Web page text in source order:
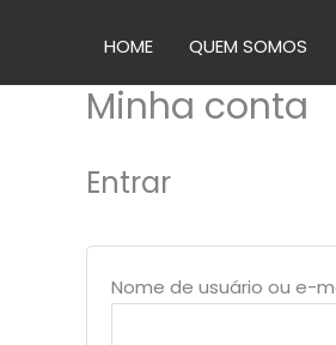
o
HOME QUEM SOMOS
Minha conta
Entrar
Nome de usuário ou e-